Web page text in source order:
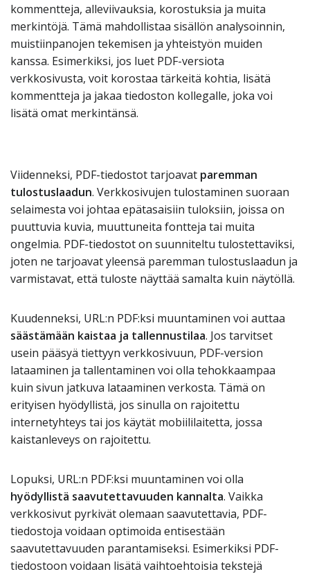
kommentteja, alleviivauksia, korostuksia ja muita
merkintöjä. Tämä mahdollistaa sisällön analysoinnin,
muistiinpanojen tekemisen ja yhteistyön muiden
kanssa. Esimerkiksi, jos luet PDF-versiota
verkkosivusta, voit korostaa tärkeitä kohtia, lisätä
kommentteja ja jakaa tiedoston kollegalle, joka voi
lisätä omat merkintänsä.
Viidenneksi, PDF-tiedostot tarjoavat paremman
tulostuslaadun. Verkkosivujen tulostaminen suoraan
selaimesta voi johtaa epätasaisiin tuloksiin, joissa on
puuttuvia kuvia, muuttuneita fontteja tai muita
ongelmia. PDF-tiedostot on suunniteltu tulostettaviksi,
joten ne tarjoavat yleensä paremman tulostuslaadun ja
varmistavat, että tuloste näyttää samalta kuin näytöllä.
Kuudenneksi, URL:n PDF:ksi muuntaminen voi auttaa
säästämään kaistaa ja tallennustilaa. Jos tarvitset
usein pääsyä tiettyyn verkkosivuun, PDF-version
lataaminen ja tallentaminen voi olla tehokkaampaa
kuin sivun jatkuva lataaminen verkosta. Tämä on
erityisen hyödyllistä, jos sinulla on rajoitettu
internetyhteys tai jos käytät mobiililaitetta, jossa
kaistanleveys on rajoitettu.
Lopuksi, URL:n PDF:ksi muuntaminen voi olla
hyödyllistä saavutettavuuden kannalta. Vaikka
verkkosivut pyrkivät olemaan saavutettavia, PDF-
tiedostoja voidaan optimoida entisestään
saavutettavuuden parantamiseksi. Esimerkiksi PDF-
tiedostoon voidaan lisätä vaihtoehtoisia tekstejä